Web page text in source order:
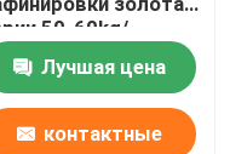
50-60kg/
Лучшая цена
контактные